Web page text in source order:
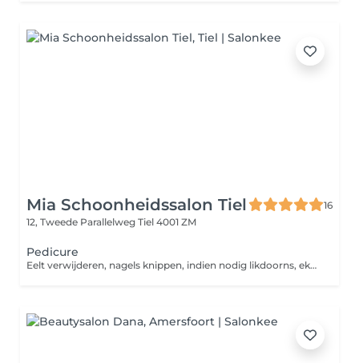
Mia Schoonheidssalon Tiel
16
12, Tweede Parallelweg Tiel 4001 ZM
Pedicure
Eelt verwijderen, nagels knippen, indien nodig likdoorns, eksterogen en kalknagels worden behandeld. De voeten worden nabehandeld met een freesmachine zodat ze na de behandeling mooi en glad aanvoelen. Ter afsluiting een korte voetmassage.